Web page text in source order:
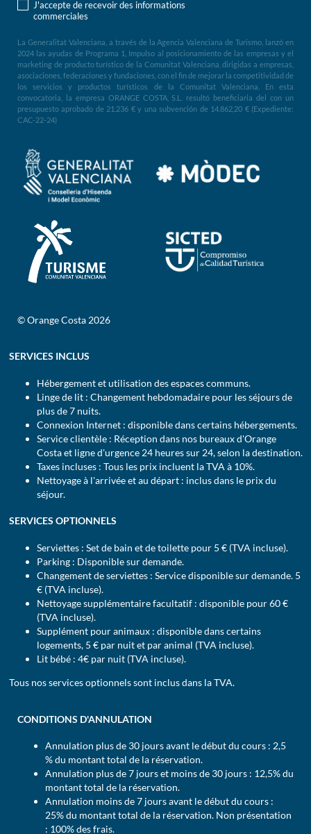
J'accepte de recevoir des informations
commerciales
La Generalitat Valenciana, a través de la Agencia Valenciana de Turismo, lanzó en
2024 las ayudas de Programa 1, Impulso al posicionamiento de las empresas y el
marketing de producto turístico de la Comunitat Valenciana, dirigidas a empresas,
asociaciones, federaciones y fundaciones, con el fin de mejorar la competitividad de
los servicios y productos turísticos de la Comunitat Valenciana. En esta
convocatoria, la empresa ORANGE COSTA, S.L. resultó beneficiaria del con un
presupuesto aprobado de 21.236 € y una subvención de 14.862,20 € (Expediente:
CAC-22-24)
© Orange Costa 2026
SERVICES INCLUS
Hébergement et utilisation des espaces communs.
Linge de lit : Changement hebdomadaire pour les séjours de
plus de 7 nuits.
Connexion Internet : disponible dans certains hébergements.
Service clientèle : Réception dans nos bureaux d'Orange
Costa et ligne d'urgence 24 heures sur 24, selon la destination.
Taxes incluses : Tous les prix incluent la TVA à 10%.
Nettoyage à l'arrivée et au départ : inclus dans le prix du
séjour.
SERVICES OPTIONNELS
Serviettes : Set de bain et de toilette pour 5 € (TVA incluse).
Parking : Disponible sur demande.
Changement de serviettes : Service disponible sur demande. 5
€ (TVA incluse).
Nettoyage supplémentaire facultatif : disponible pour 60 €
(TVA incluse).
Supplément pour animaux : disponible dans certains
logements, 5 € par nuit et par animal (TVA incluse).
Lit bébé : 4€ par nuit (TVA incluse).
Tous nos services optionnels sont inclus dans la TVA.
CONDITIONS D'ANNULATION
Annulation plus de 30 jours avant le début du cours : 2,5
% du montant total de la réservation.
Annulation plus de 7 jours et moins de 30 jours : 12,5% du
montant total de la réservation.
Annulation moins de 7 jours avant le début du cours :
25% du montant total de la réservation. Non présentation
: 100% des frais.